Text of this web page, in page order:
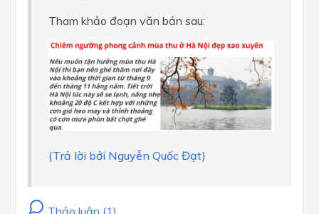
Tham khảo đoạn văn bản sau:
(Trả lời bởi Nguyễn Quốc Đạt)
Thảo luận (1)